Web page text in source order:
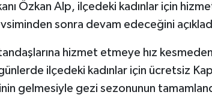
Özkan Alp, ilçedeki kadınlar için
sonra devam edeceğini
hizmet etmeye hız
ilçedeki kadınlar için ücretsiz
gelmesiyle gezi sezonunun